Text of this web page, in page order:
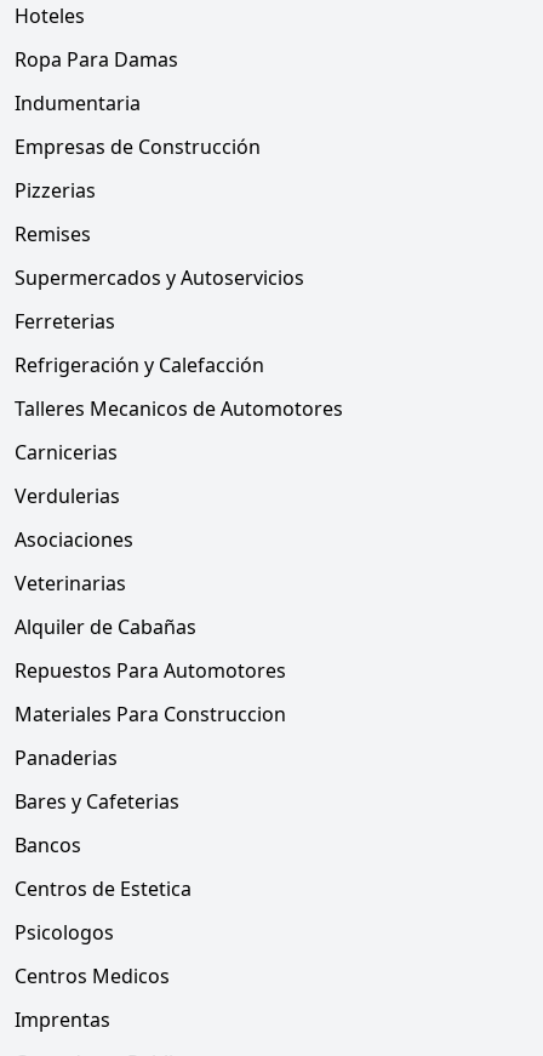
Hoteles
Ropa Para Damas
Indumentaria
Empresas de Construcción
Pizzerias
Remises
Supermercados y Autoservicios
Ferreterias
Refrigeración y Calefacción
Talleres Mecanicos de Automotores
Carnicerias
Verdulerias
Asociaciones
Veterinarias
Alquiler de Cabañas
Repuestos Para Automotores
Materiales Para Construccion
Panaderias
Bares y Cafeterias
Bancos
Centros de Estetica
Psicologos
Centros Medicos
Imprentas